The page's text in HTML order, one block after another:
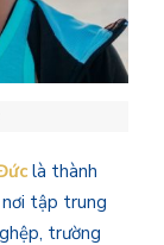
là thành
tập trung
trường